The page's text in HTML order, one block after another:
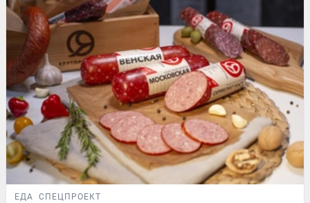
ЕДА СПЕЦПРОЕКТ